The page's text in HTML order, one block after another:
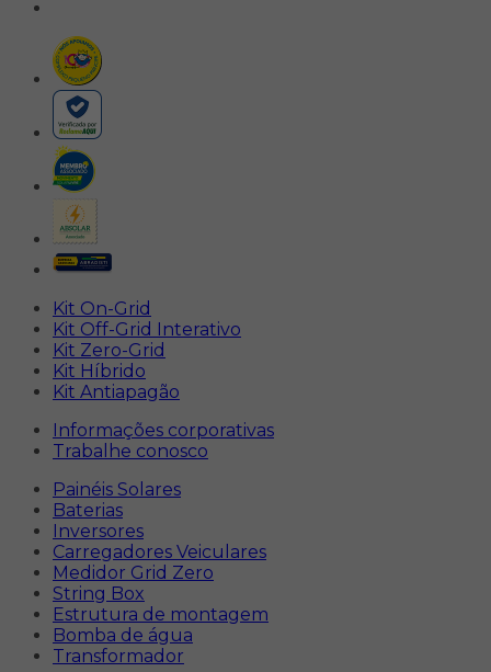
Kit On-Grid
Kit Off-Grid Interativo
Kit Zero-Grid
Kit Híbrido
Kit Antiapagão
Informações corporativas
Trabalhe conosco
Painéis Solares
Baterias
Inversores
Carregadores Veiculares
Medidor Grid Zero
String Box
Estrutura de montagem
Bomba de água
Transformador